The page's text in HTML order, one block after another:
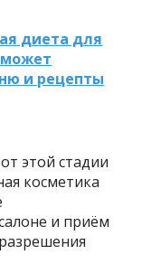
диета для
и рецепты
этой стадии
косметика
и приём